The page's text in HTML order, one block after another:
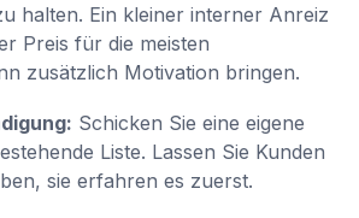
halten. Ein kleiner interner Anreiz
Preis für die meisten
zusätzlich Motivation bringen.
Schicken Sie eine eigene
Liste. Lassen Sie Kunden
sie erfahren es zuerst.